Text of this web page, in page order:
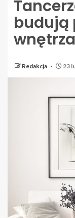
budują
wnętrza
Redakcja 23